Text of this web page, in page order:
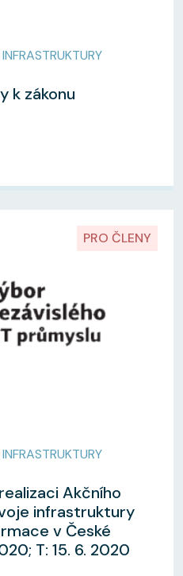
k zákonu
PRO ČLENY
Akčního
infrastruktury
v České
T: 15. 6. 2020